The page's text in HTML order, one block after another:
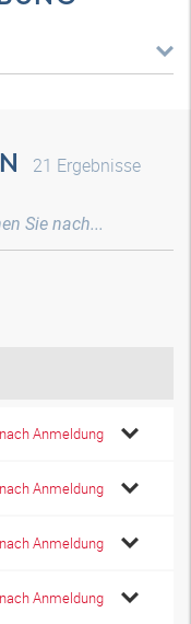
21 Ergebnisse
Anmeldung
Anmeldung
Anmeldung
Anmeldung